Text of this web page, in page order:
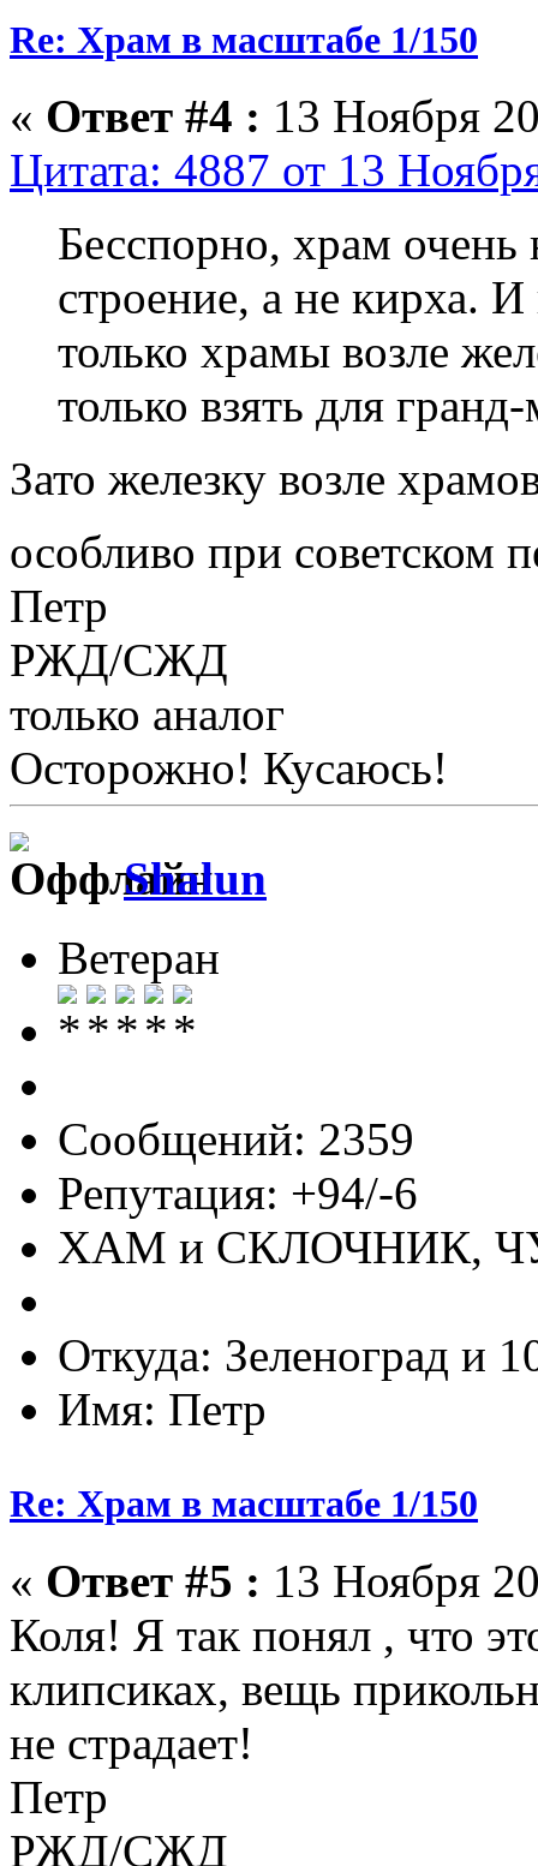
Re: Храм в масштабе 1/150
« Ответ #4 : 13 Ноября
Цитата: 4887 от 13
Бесспорно, храм очень
строение, а не кирха.
только храмы возле
только взять для
Зато железку возле
особливо при советском
Петр
РЖД/СЖД
только аналог
Осторожно! Кусаюсь!
Shalun
Ветеран
Сообщений: 2359
Репутация: +94/-6
ХАМ и СКЛОЧНИК,
Откуда: Зеленоград и
Имя: Петр
Re: Храм в масштабе 1/150
« Ответ #5 : 13 Ноября
Коля! Я так понял , что
клипсиках, вещь
не страдает!
Петр
РЖД/СЖД